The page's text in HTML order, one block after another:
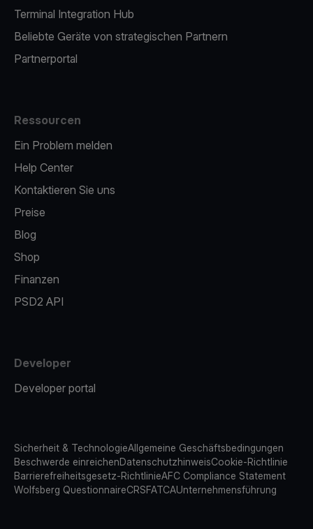
Terminal Integration Hub
Beliebte Geräte von strategischen Partnern
Partnerportal
Ressourcen
Ein Problem melden
Help Center
Kontaktieren Sie uns
Preise
Blog
Shop
Finanzen
PSD2 API
Developer
Developer portal
Sicherheit & TechnologieAllgemeine Geschäftsbedingungen
Beschwerde einreichenDatenschutzhinweisCookie-Richtlinie
Barrierefreiheitsgesetz-RichtlinieAFC Compliance Statement
Wolfsberg QuestionnaireCRSFATCAUnternehmensführung